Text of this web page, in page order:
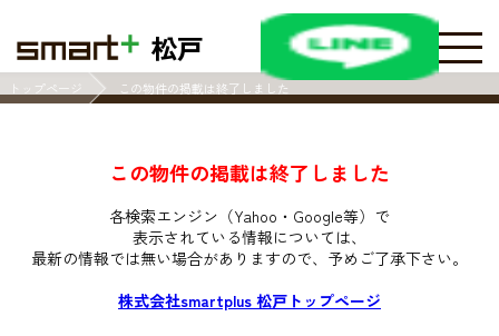
松戸
トップページ この物件の掲載は終了しました
この物件の掲載は終了しました
各検索エンジン（Yahoo・Google等）で
表示されている情報については、
最新の情報では無い場合がありますので、 予めご了承下さい。
株式会社smartplus 松戸トップページ